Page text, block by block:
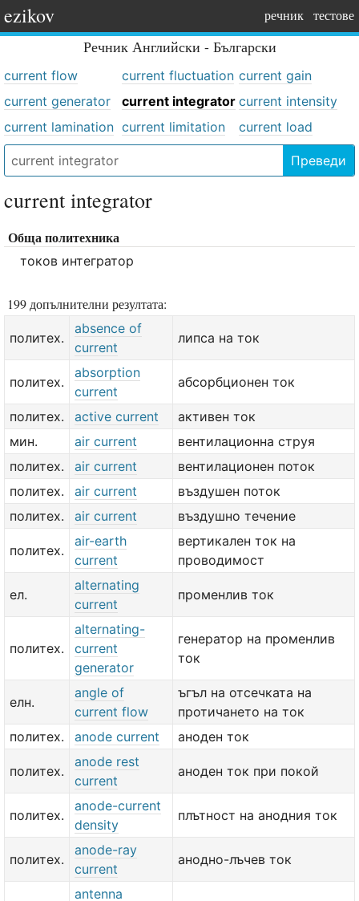
ezikov речник тестове
Речник Английски - Български
current flow current fluctuation current gain
current generator
current integrator current intensity
current lamination current limitation current load
Преведи
current integrator
Обща политехника
токов интегратор
199 допълнителни резултата:
политех.
absence of
current
липса на ток
политех.
absorption
current
абсорбционен ток
политех. active current
активен ток
мин.
air current
вентилационна струя
политех.
air current
вентилационен поток
политех.
air current
въздушен поток
политех.
air current въздушно течение
политех.
air-earth
current
вертикален ток на
проводимост
ел.
alternating
current
променлив ток
политех.
alternating-
current
generator
генератор на променлив
ток
елн.
angle of
current flow
ъгъл на отсечката на
протичането на ток
политех.
anode current аноден ток
политех.
anode rest
current
аноден ток при покой
политех.
anode-current
density
плътност на анодния ток
политех.
anode-ray
current
анодно-лъчев ток
antenna